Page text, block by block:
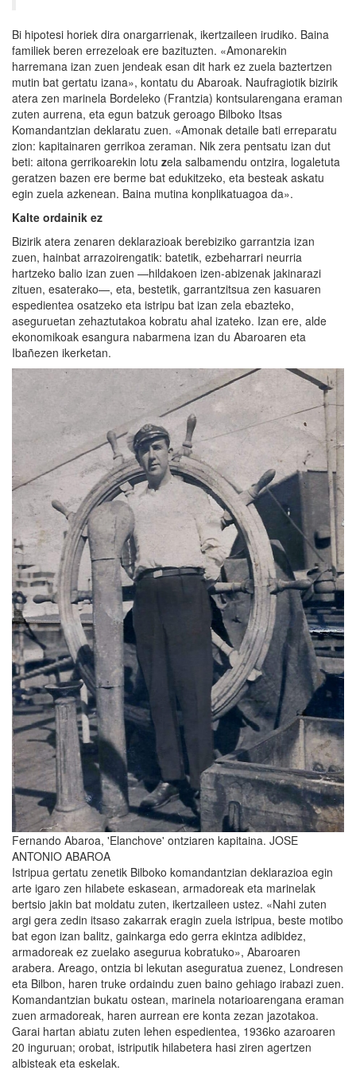
Bi hipotesi horiek dira onargarrienak, ikertzaileen irudiko. Baina
familiek beren errezeloak ere bazituzten. «Amonarekin
harremana izan zuen jendeak esan dit hark ez zuela baztertzen
mutin bat gertatu izana», kontatu du Abaroak. Naufragiotik bizirik
atera zen marinela Bordeleko (Frantzia) kontsularengana eraman
zuten aurrena, eta egun batzuk geroago Bilboko Itsas
Komandantzian deklaratu zuen. «Amonak detaile bati erreparatu
zion: kapitainaren gerrikoa zeraman. Nik zera pentsatu izan dut
beti: aitona gerrikoarekin lotu zela salbamendu ontzira, logaletuta
geratzen bazen ere berme bat edukitzeko, eta besteak askatu
egin zuela azkenean. Baina mutina konplikatuagoa da».
Kalte ordainik ez
Bizirik atera zenaren deklarazioak berebiziko garrantzia izan
zuen, hainbat arrazoirengatik: batetik, ezbeharrari neurria
hartzeko balio izan zuen —hildakoen izen-abizenak jakinarazi
zituen, esaterako—, eta, bestetik, garrantzitsua zen kasuaren
espedientea osatzeko eta istripu bat izan zela ebazteko,
aseguruetan zehaztutakoa kobratu ahal izateko. Izan ere, alde
ekonomikoak esangura nabarmena izan du Abaroaren eta
Ibañezen ikerketan.
Fernando Abaroa, 'Elanchove' ontziaren kapitaina. JOSE
ANTONIO ABAROA
Istripua gertatu zenetik Bilboko komandantzian deklarazioa egin
arte igaro zen hilabete eskasean, armadoreak eta marinelak
bertsio jakin bat moldatu zuten, ikertzaileen ustez. «Nahi zuten
argi gera zedin itsaso zakarrak eragin zuela istripua, beste motibo
bat egon izan balitz, gainkarga edo gerra ekintza adibidez,
armadoreak ez zuelako asegurua kobratuko», Abaroaren
arabera. Areago, ontzia bi lekutan aseguratua zuenez, Londresen
eta Bilbon, haren truke ordaindu zuen baino gehiago irabazi zuen.
Komandantzian bukatu ostean, marinela notarioarengana eraman
zuen armadoreak, haren aurrean ere konta zezan jazotakoa.
Garai hartan abiatu zuten lehen espedientea, 1936ko azaroaren
20 inguruan; orobat, istriputik hilabetera hasi ziren agertzen
albisteak eta eskelak.